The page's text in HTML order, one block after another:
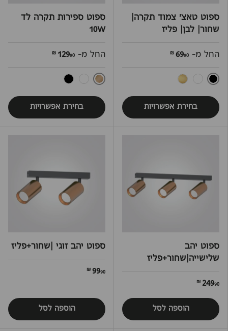
ספוט טאצ' צמוד תקרה|
שחור| לבן| פליז
החל מ- 6990 ₪
בחירת אפשרויות
ספוט ספירות תקרה לד
10W
החל מ- 12990 ₪
בחירת אפשרויות
ספוט יהב
שלישייה|שחור+פליז
24990 ₪
הוספה לסל
ספוט יהב זוגי |שחור+פליז
9990 ₪
הוספה לסל